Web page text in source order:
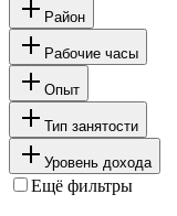
Район
Рабочие часы
Опыт
Тип занятости
Уровень дохода
Ещё фильтры